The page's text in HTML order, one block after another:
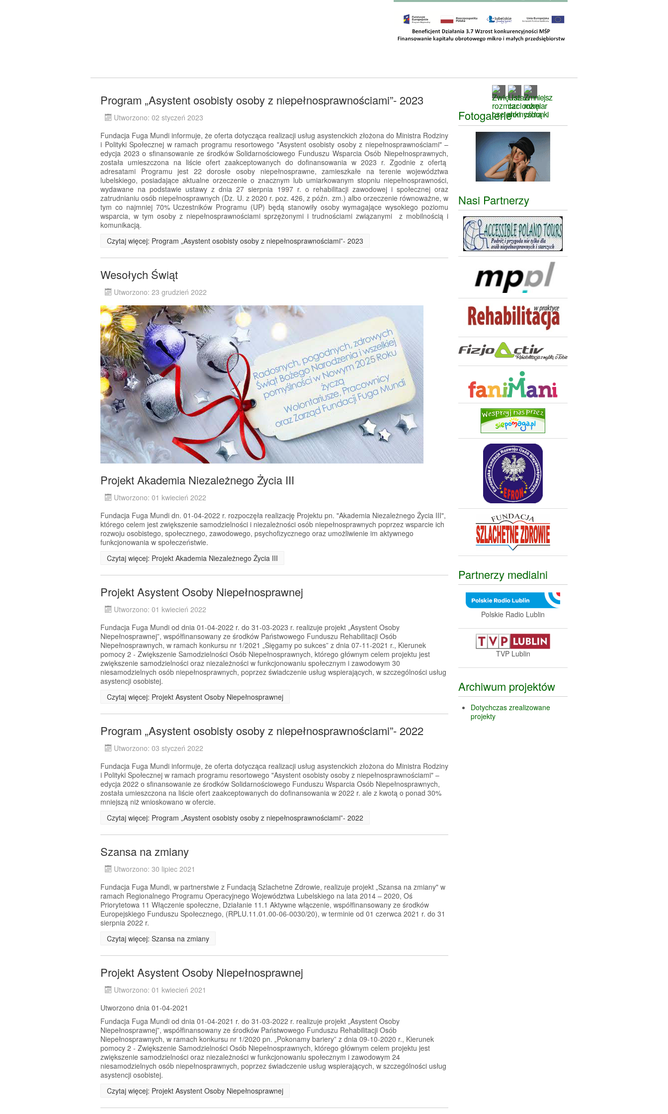
Program „Asystent osobisty osoby z niepełnosprawnościami”- 2023
Utworzono: 02 styczeń 2023
Fundacja Fuga Mundi informuje, że oferta dotycząca realizacji usług asystenckich złożona do Ministra Rodziny
i Polityki Społecznej w ramach programu resortowego "Asystent osobisty osoby z niepełnosprawnościami" –
edycja 2023 o sfinansowanie ze środków Solidarnościowego Funduszu Wsparcia Osób Niepełnosprawnych,
została umieszczona na liście ofert zaakceptowanych do dofinansowania w 2023 r. Zgodnie z ofertą
adresatami Programu jest 22 dorosłe osoby niepełnosprawne, zamieszkałe na terenie województwa
lubelskiego, posiadające aktualne orzeczenie o znacznym lub umiarkowanym stopniu niepełnosprawności,
wydawane na podstawie ustawy z dnia 27 sierpnia 1997 r. o rehabilitacji zawodowej i społecznej oraz
zatrudnianiu osób niepełnosprawnych (Dz. U. z 2020 r. poz. 426, z późn. zm.) albo orzeczenie równoważne, w
tym co najmniej 70% Uczestników Programu (UP) będą stanowiły osoby wymagające wysokiego poziomu
wsparcia, w tym osoby z niepełnosprawnościami sprzężonymi i trudnościami związanymi z mobilnością i
komunikacją.
Czytaj więcej: Program „Asystent osobisty osoby z niepełnosprawnościami”- 2023
Wesołych Świąt
Utworzono: 23 grudzień 2022
Projekt Akademia Niezależnego Życia III
Utworzono: 01 kwiecień 2022
Fundacja Fuga Mundi dn. 01-04-2022 r. rozpoczęła realizację Projektu pn. "Akademia Niezależnego Życia III",
którego celem jest zwiększenie samodzielności i niezależności osób niepełnosprawnych poprzez wsparcie ich
rozwoju osobistego, społecznego, zawodowego, psychofizycznego oraz umożliwienie im aktywnego
funkcjonowania w społeczeństwie.
Czytaj więcej: Projekt Akademia Niezależnego Życia III
Projekt Asystent Osoby Niepełnosprawnej
Utworzono: 01 kwiecień 2022
Fundacja Fuga Mundi od dnia 01-04-2022 r. do 31-03-2023 r. realizuje projekt „Asystent Osoby
Niepełnosprawnej”, współfinansowany ze środków Państwowego Funduszu Rehabilitacji Osób
Niepełnosprawnych, w ramach konkursu nr 1/2021 „Sięgamy po sukces” z dnia 07-11-2021 r., Kierunek
pomocy 2 - Zwiększenie Samodzielności Osób Niepełnosprawnych, którego głównym celem projektu jest
zwiększenie samodzielności oraz niezależności w funkcjonowaniu społecznym i zawodowym 30
niesamodzielnych osób niepełnosprawnych, poprzez świadczenie usług wspierających, w szczególności usług
asystencji osobistej.
Czytaj więcej: Projekt Asystent Osoby Niepełnosprawnej
Program „Asystent osobisty osoby z niepełnosprawnościami”- 2022
Utworzono: 03 styczeń 2022
Fundacja Fuga Mundi informuje, że oferta dotycząca realizacji usług asystenckich złożona do Ministra Rodziny
i Polityki Społecznej w ramach programu resortowego "Asystent osobisty osoby z niepełnosprawnościami" –
edycja 2022 o sfinansowanie ze środków Solidarnościowego Funduszu Wsparcia Osób Niepełnosprawnych,
została umieszczona na liście ofert zaakceptowanych do dofinansowania w 2022 r. ale z kwotą o ponad 30%
mniejszą niż wnioskowano w ofercie.
Czytaj więcej: Program „Asystent osobisty osoby z niepełnosprawnościami”- 2022
Szansa na zmiany
Utworzono: 30 lipiec 2021
Fundacja Fuga Mundi, w partnerstwie z Fundacją Szlachetne Zdrowie, realizuje projekt „Szansa na zmiany" w
ramach Regionalnego Programu Operacyjnego Województwa Lubelskiego na lata 2014 – 2020, Oś
Priorytetowa 11 Włączenie społeczne, Działanie 11.1 Aktywne włączenie, współfinansowany ze środków
Europejskiego Funduszu Społecznego, (RPLU.11.01.00-06-0030/20), w terminie od 01 czerwca 2021 r. do 31
sierpnia 2022 r.
Czytaj więcej: Szansa na zmiany
Projekt Asystent Osoby Niepełnosprawnej
Utworzono: 01 kwiecień 2021
Utworzono dnia 01-04-2021
Fundacja Fuga Mundi od dnia 01-04-2021 r. do 31-03-2022 r. realizuje projekt „Asystent Osoby
Niepełnosprawnej”, współfinansowany ze środków Państwowego Funduszu Rehabilitacji Osób
Niepełnosprawnych, w ramach konkursu nr 1/2020 pn. „Pokonamy bariery” z dnia 09-10-2020 r., Kierunek
pomocy 2 - Zwiększenie Samodzielności Osób Niepełnosprawnych, którego głównym celem projektu jest
zwiększenie samodzielności oraz niezależności w funkcjonowaniu społecznym i zawodowym 24
niesamodzielnych osób niepełnosprawnych, poprzez świadczenie usług wspierających, w szczególności usług
asystencji osobistej.
Czytaj więcej: Projekt Asystent Osoby Niepełnosprawnej
Fotogalerie
Nasi Partnerzy
Partnerzy medialni
Polskie Radio Lublin
TVP Lublin
Archiwum projektów
Dotychczas zrealizowane
projekty